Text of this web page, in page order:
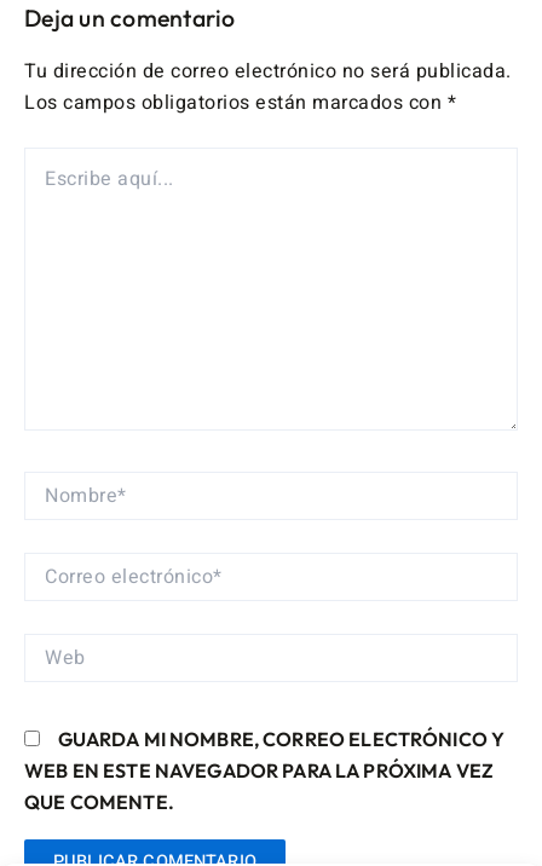
Deja un comentario
Tu dirección de correo electrónico no será publicada.
Los campos obligatorios están marcados con *
AQUÍ...
NOMBRE*
CORREO
WEB
GUARDA MI NOMBRE, CORREO ELECTRÓNICO Y
WEB EN ESTE NAVEGADOR PARA LA PRÓXIMA VEZ
QUE COMENTE.